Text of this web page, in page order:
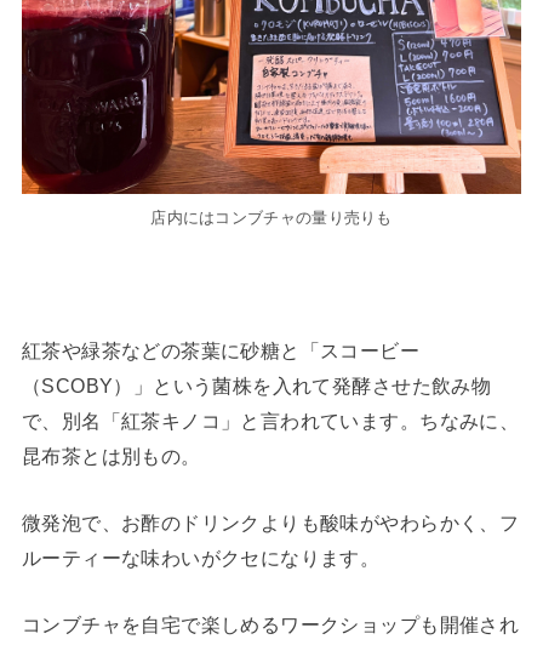
店内にはコンブチャの量り売りも
紅茶や緑茶などの茶葉に砂糖と「スコービー
（SCOBY）」という菌株を入れて発酵させた飲み物
で、別名「紅茶キノコ」と言われています。ちなみに、
昆布茶とは別もの。
微発泡で、お酢のドリンクよりも酸味がやわらかく、フ
ルーティーな味わいがクセになります。
コンブチャを自宅で楽しめるワークショップも開催され